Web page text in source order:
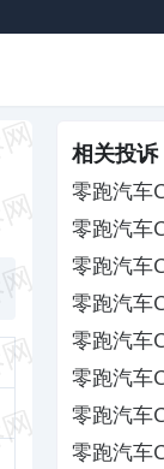
相关投诉
零跑汽车
患，厂家
零跑汽车
4S店多次
零跑汽车
退定金
零跑汽车
维修未解
零跑汽车
4S店消费
零跑汽车
定金遭拒
零跑汽车
维修无效
零跑汽车